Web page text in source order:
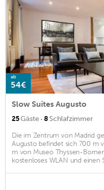
ab
54€
Slow Suites Augusto
25Gäste · 8 Schlafzimmer
Die im Zentrum von Madrid
Augusto befindet sich 700 m
m von Museo Thyssen-
kostenloses WLAN und einen